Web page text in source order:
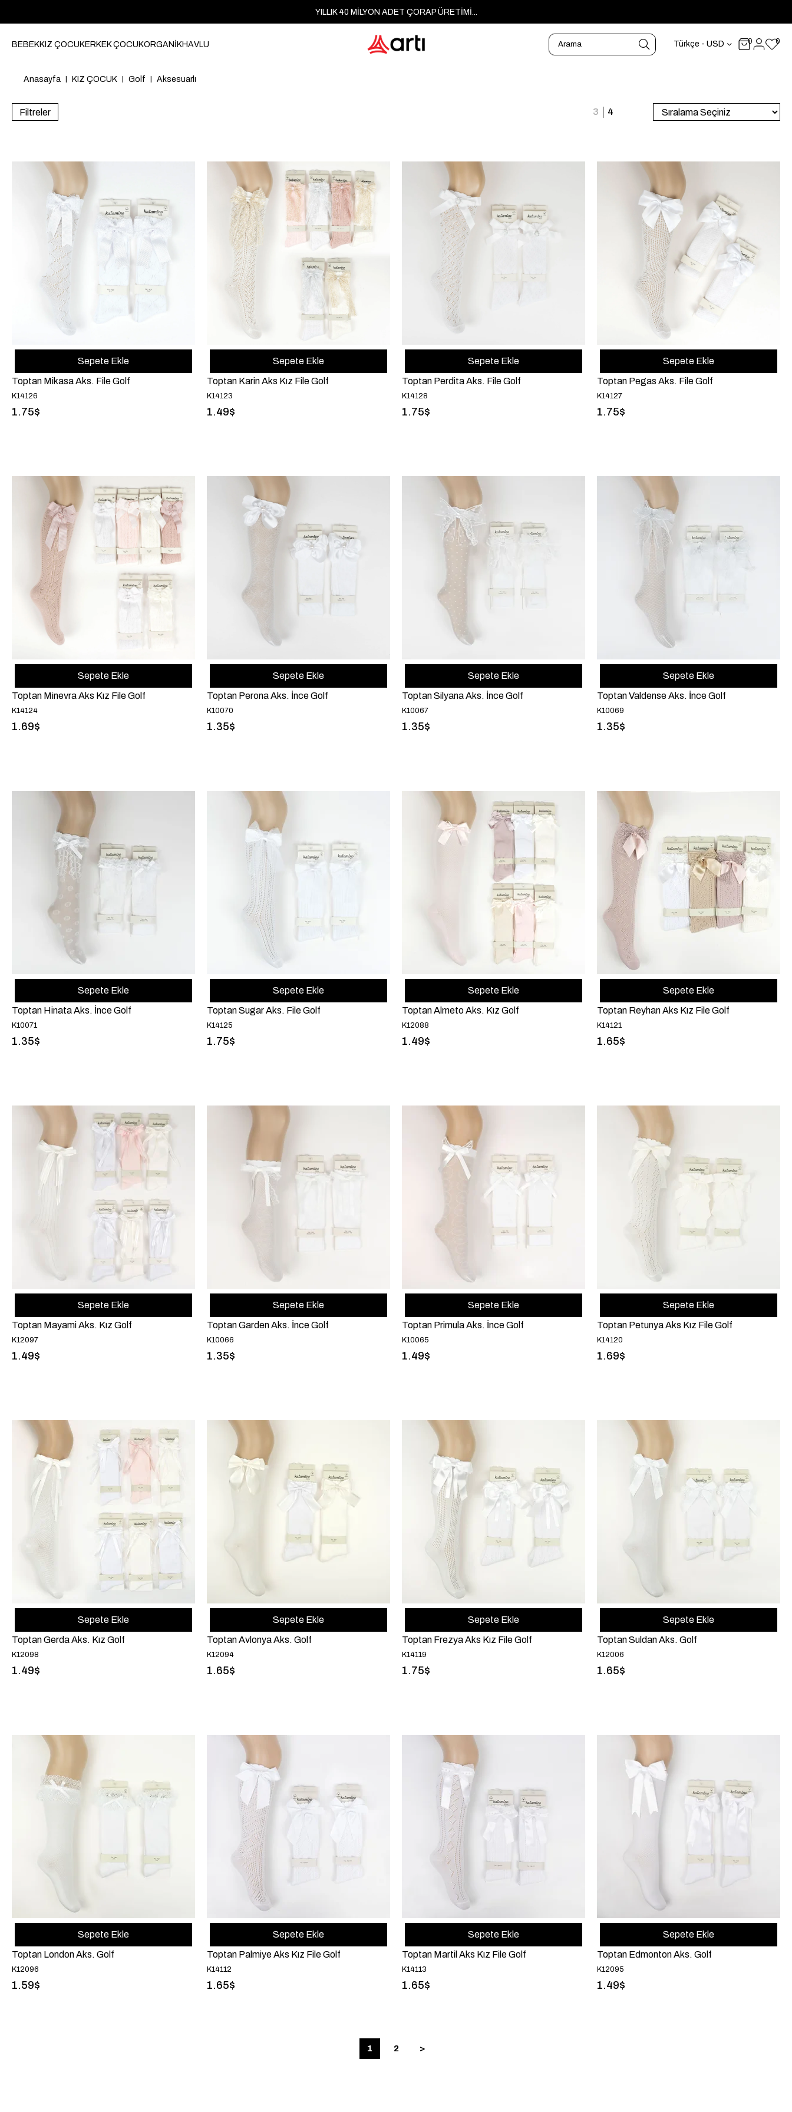
YILLIK 40 MİLYON ADET ÇORAP ÜRETİMİ...
BEBEKKIZ ÇOCUKERKEK ÇOCUKORGANİKHAVLU Türkçe - USD 0 0
Anasayfa KIZ ÇOCUK Golf Aksesuarlı
Filtreler
Toptan Mikasa Aks. File Golf
K14126
1.75$
Sepete Ekle
Toptan Karin Aks Kız File Golf
K14123
1.49$
Sepete Ekle
Toptan Perdita Aks. File Golf
K14128
1.75$
Sepete Ekle
Toptan Pegas Aks. File Golf
K14127
1.75$
Sepete Ekle
Toptan Minevra Aks Kız File Golf
K14124
1.69$
Sepete Ekle
Toptan Perona Aks. İnce Golf
K10070
1.35$
Sepete Ekle
Toptan Silyana Aks. İnce Golf
K10067
1.35$
Sepete Ekle
Toptan Valdense Aks. İnce Golf
K10069
1.35$
Sepete Ekle
Toptan Hinata Aks. İnce Golf
K10071
1.35$
Sepete Ekle
Toptan Sugar Aks. File Golf
K14125
1.75$
Sepete Ekle
Toptan Almeto Aks. Kız Golf
K12088
1.49$
Sepete Ekle
Toptan Reyhan Aks Kız File Golf
K14121
1.65$
Sepete Ekle
Toptan Mayami Aks. Kız Golf
K12097
1.49$
Sepete Ekle
Toptan Garden Aks. İnce Golf
K10066
1.35$
Sepete Ekle
Toptan Primula Aks. İnce Golf
K10065
1.49$
Sepete Ekle
Toptan Petunya Aks Kız File Golf
K14120
1.69$
Sepete Ekle
Toptan Gerda Aks. Kız Golf
K12098
1.49$
Sepete Ekle
Toptan Avlonya Aks. Golf
K12094
1.65$
Sepete Ekle
Toptan Frezya Aks Kız File Golf
K14119
1.75$
Sepete Ekle
Toptan Suldan Aks. Golf
K12006
1.65$
Sepete Ekle
Toptan London Aks. Golf
K12096
1.59$
Sepete Ekle
Toptan Palmiye Aks Kız File Golf
K14112
1.65$
Sepete Ekle
Toptan Martil Aks Kız File Golf
K14113
1.65$
Sepete Ekle
Toptan Edmonton Aks. Golf
K12095
1.49$
Sepete Ekle
1 2 >